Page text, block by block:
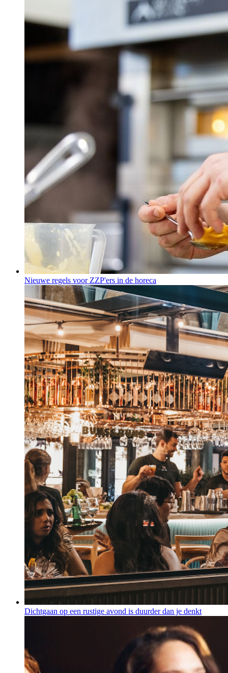
Nieuwe regels voor ZZP'ers in de horeca
Dichtgaan op een rustige avond is duurder dan je denkt